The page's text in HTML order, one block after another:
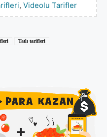
, Videolu Tarifler
Tatlı tarifleri